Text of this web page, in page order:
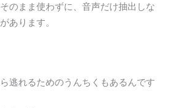
のまま使わずに、音声だけ抽出しな
あります。
逃れるためのうんちくもあるんです